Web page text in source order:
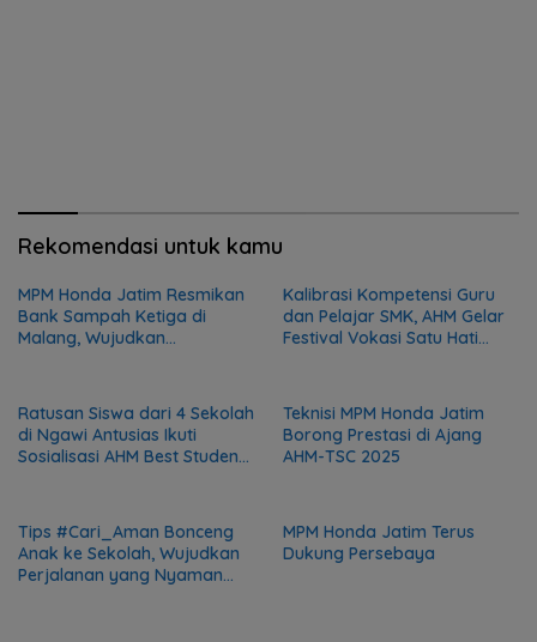
Rekomendasi untuk kamu
MPM Honda Jatim Resmikan
Bank Sampah Ketiga di
Malang, Wujudkan
Kalibrasi Kompetensi Guru
dan Pelajar SMK, AHM Gelar
Festival Vokasi Satu Hati
Ratusan Siswa dari 4 Sekolah
di Ngawi Antusias Ikuti
Sosialisasi AHM Best Student
Teknisi MPM Honda Jatim
Borong Prestasi di Ajang
AHM-TSC 2025
Tips #Cari_Aman Bonceng
Anak ke Sekolah, Wujudkan
Perjalanan yang Nyaman
MPM Honda Jatim Terus
Dukung Persebaya